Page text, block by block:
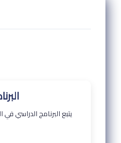
يتبع البرنامج الدراسي